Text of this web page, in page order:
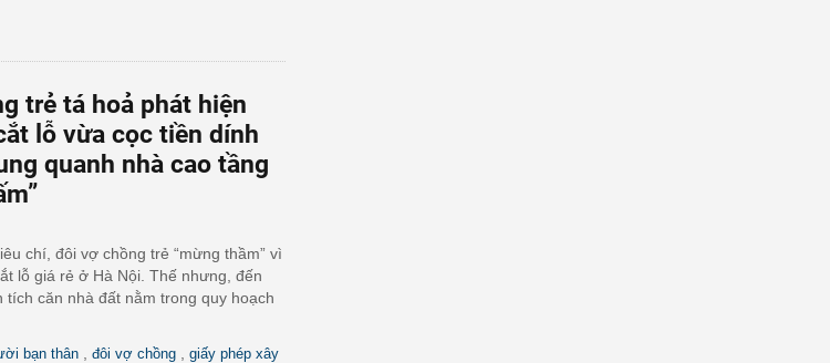
trẻ tá hoả phát hiện
lỗ vừa cọc tiền dính
quanh nhà cao tầng
chí, đôi vợ chồng trẻ “mừng thầm” vì
lỗ giá rẻ ở Hà Nội. Thế nhưng, đến
tích căn nhà đất nằm trong quy hoạch
bạn thân đôi vợ chồng
giấy phép xây